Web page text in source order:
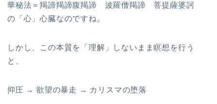
華秘法＝羯諦羯諦腹羯諦 波羅僧羯諦 菩提薩婆訶
の「心」心臓なのですね。
しかし、この本質を「理解」しないまま瞑想を行う
と、
抑圧 → 欲望の暴走 → カリスマの堕落